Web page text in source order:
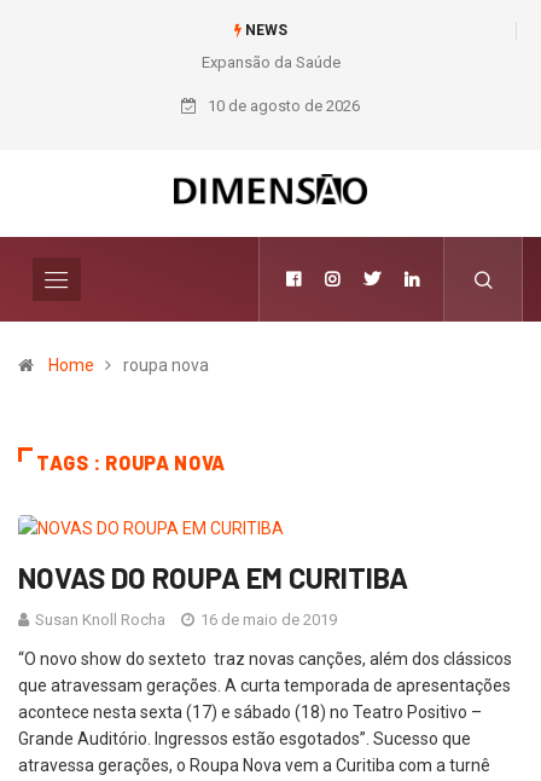
NEWS
Expansão da Saúde
50 anos com 14
varejistas de
10 de agosto de 2026
Home roupa nova
TAGS : ROUPA NOVA
NOVAS DO ROUPA EM CURITIBA
Susan Knoll Rocha 16 de maio de 2019
“O novo show do sexteto traz novas canções, além dos clássicos
que atravessam gerações. A curta temporada de apresentações
acontece nesta sexta (17) e sábado (18) no Teatro Positivo –
Grande Auditório. Ingressos estão esgotados”. Sucesso que
atravessa gerações, o Roupa Nova vem a Curitiba com a turnê